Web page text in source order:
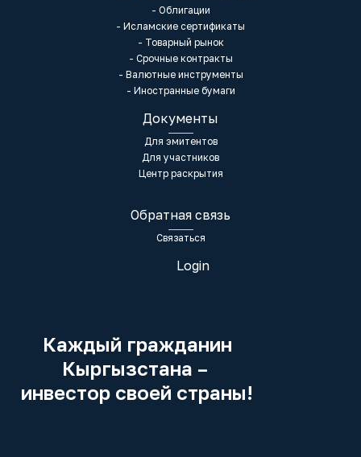
- Облигации
- Исламские сертификаты
- Товарный рынок
- Срочные контракты
- Валютные инструменты
- Иностранные бумаги
Документы
Для эмитентов
Для участников
Центр раскрытия
Обратная связь
Связаться
Login
Каждый гражданин
Кыргызстана –
инвестор своей страны!